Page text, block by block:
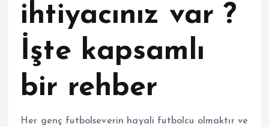
ihtiyacınız var ?
İşte kapsamlı
bir rehber
Her genç futbolseverin hayali futbolcu olmaktır ve